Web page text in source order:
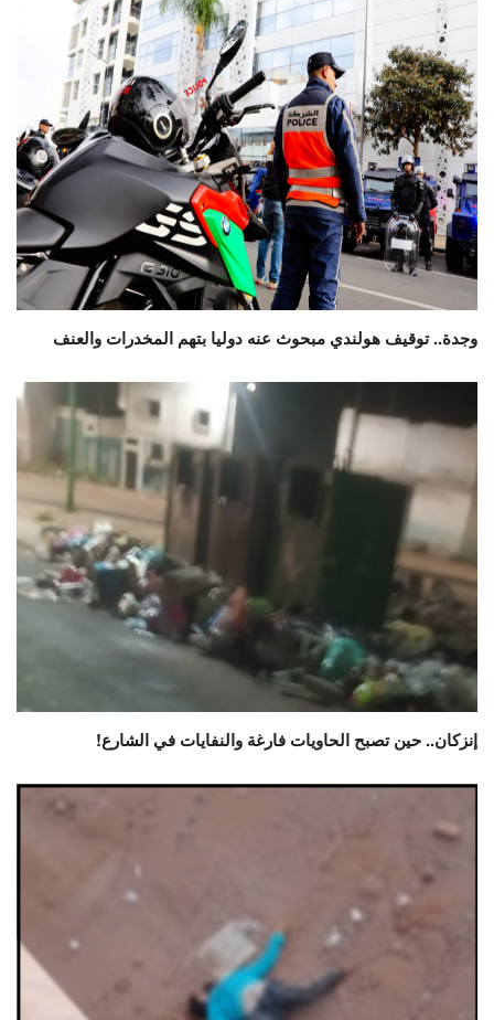
وجدة.. توقيف هولندي مبحوث عنه دوليا بتهم المخدرات والعنف
إنزكان.. حين تصبح الحاويات فارغة والنفايات في الشارع!